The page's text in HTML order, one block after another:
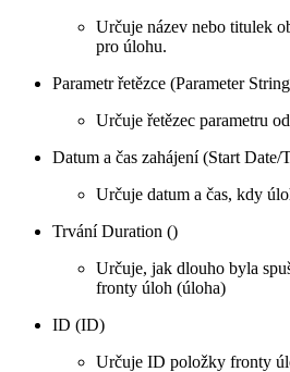
Určuje název nebo titulek
pro úlohu.
Parametr řetězce (Parameter
Určuje řetězec parametru
Datum a čas zahájení (Start Date/
Určuje datum a čas, kdy
Trvání Duration ()
Určuje, jak dlouho byla
fronty úloh (úloha)
ID (ID)
Určuje ID položky fronty